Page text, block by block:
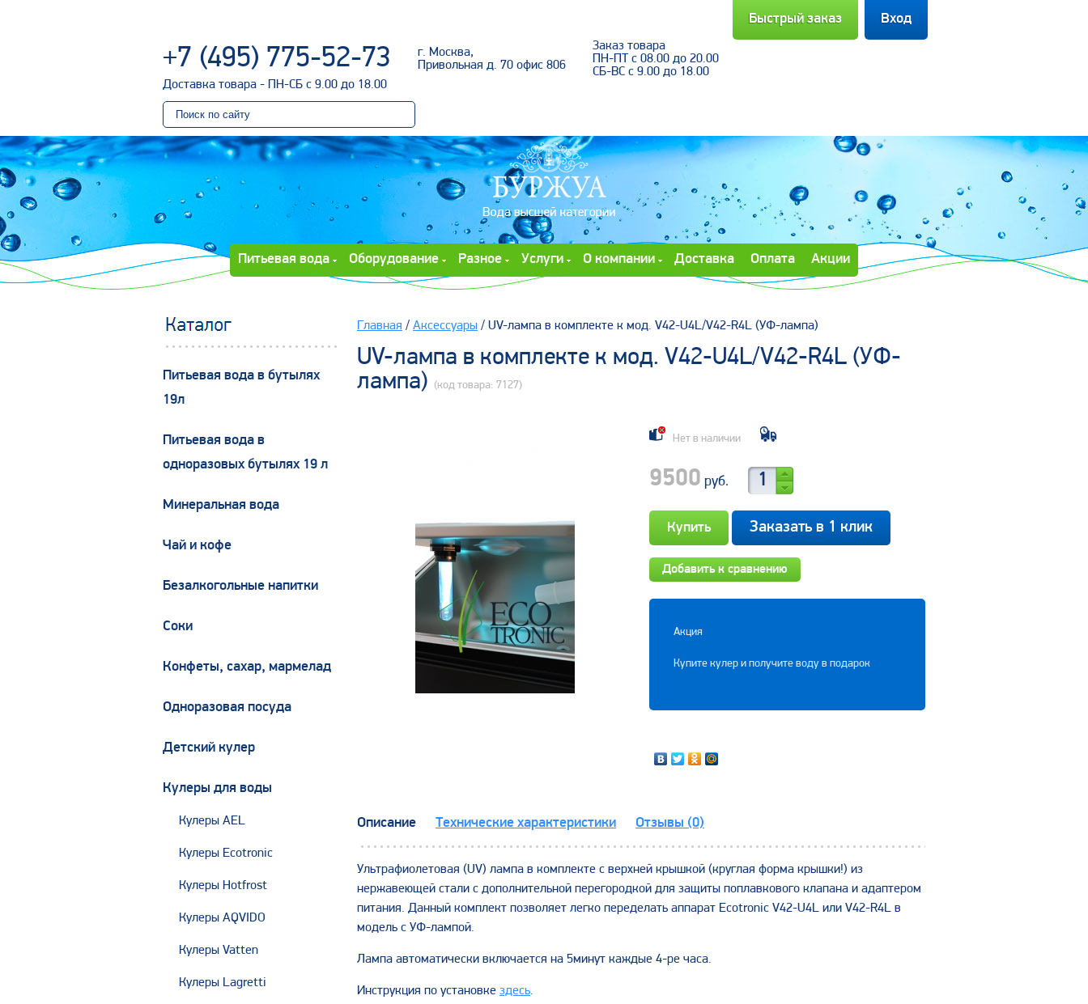
Напомнить пароль Регистрация
Быстрый заказ Вход
+7 (495) 775-52-73
г. Москва,
Привольная д. 70 офис 806
Заказ товара
ПН-ПТ с 08.00 до 20.00
СБ-ВС с 9.00 до 18.00
Доставка товара - ПН-СБ с 9.00 до 18.00
Питьевая вода Оборудование Разное Услуги О компании Доставка Оплата Акции
Питьевая вода в бутылях
19л
Питьевая вода в
одноразовых бутылях 19 л
Минеральная вода
Чай и кофе
Безалкогольные напитки
Соки
Конфеты, сахар, мармелад
Одноразовая посуда
Детский кулер
Кулеры для воды
Кулеры AEL
Кулеры Ecotronic
Кулеры Hotfrost
Кулеры AQVIDO
Кулеры Vatten
Кулеры Lagretti
Главная / Аксессуары / UV-лампа в комплекте к мод. V42-U4L/V42-R4L (УФ-лампа)
UV-лампа в комплекте к мод. V42-U4L/V42-R4L (УФ-
лампа) (код товара: 7127)
Нет в наличии
9500 руб.
Заказать в 1 клик
Добавить к сравнению
Акция
Купите кулер и получите воду в подарок
Описание Технические характеристики Отзывы (0)
Ультрафиолетовая (UV) лампа в комплекте с верхней крышкой (круглая форма крышки!) из
нержавеющей стали с дополнительной перегородкой для защиты поплавкового клапана и адаптером
питания. Данный комплект позволяет легко переделать аппарат Ecotronic V42-U4L или V42-R4L в
модель с УФ-лампой.
Лампа автоматически включается на 5минут каждые 4-ре часа.
Инструкция по установке здесь.